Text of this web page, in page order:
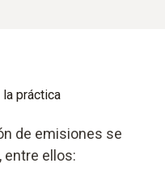
práctica
de emisiones se
ellos: